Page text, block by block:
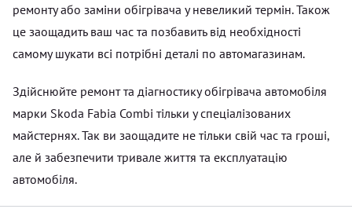
ремонту або заміни обігрівача у невеликий термін. Також
це заощадить ваш час та позбавить від необхідності
самому шукати всі потрібні деталі по автомагазинам.
Здійснюйте ремонт та діагностику обігрівача автомобіля
марки Skoda Fabia Combi тільки у спеціалізованих
майстернях. Так ви заощадите не тільки свій час та гроші,
але й забезпечити тривале життя та експлуатацію
автомобіля.